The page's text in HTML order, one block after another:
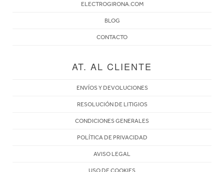
ELECTROGIRONA.COM
BLOG
CONTACTO
AT. AL CLIENTE
ENVÍOS Y DEVOLUCIONES
RESOLUCIÓN DE LITIGIOS
CONDICIONES GENERALES
POLÍTICA DE PRIVACIDAD
AVISO LEGAL